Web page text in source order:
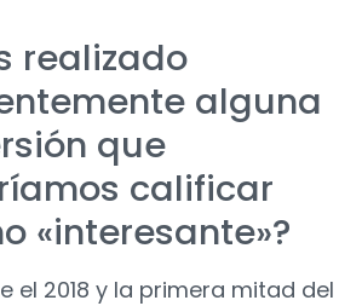
realizado
alguna
que
calificar
«interesante»?
el 2018 y la primera mitad del